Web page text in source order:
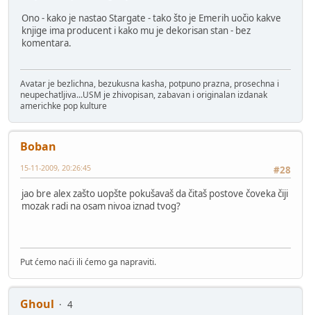
Ono - kako je nastao Stargate - tako što je Emerih uočio kakve
knjige ima producent i kako mu je dekorisan stan - bez
komentara.
Avatar je bezlichna, bezukusna kasha, potpuno prazna, prosechna i
neupechatljiva...USM je zhivopisan, zabavan i originalan izdanak
americhke pop kulture
Boban
#28
15-11-2009, 20:26:45
jao bre alex zašto uopšte pokušavaš da čitaš postove čoveka čiji
mozak radi na osam nivoa iznad tvog?
Put ćemo naći ili ćemo ga napraviti.
Ghoul
4